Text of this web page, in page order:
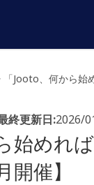
「Jooto、何から始
終更新日:2026/
始めれ
催】